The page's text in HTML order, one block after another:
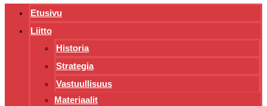
Etusivu
Liitto
Historia
Strategia
Vastuullisuus
Materiaalit